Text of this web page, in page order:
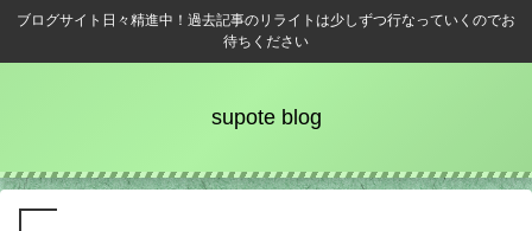
ブログサイト日々精進中！過去記事のリライトは少しずつ行なっていくのでお
待ちください
supote blog